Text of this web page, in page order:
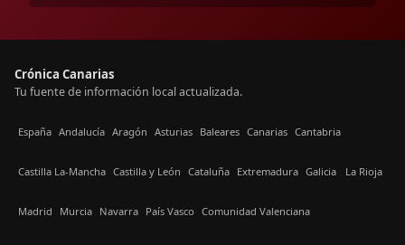
Crónica Canarias
Tu fuente de información local actualizada.
España Andalucía Aragón Asturias Baleares Canarias Cantabria
Castilla La-Mancha Castilla y León Cataluña Extremadura Galicia La Rioja
Madrid Murcia Navarra País Vasco Comunidad Valenciana